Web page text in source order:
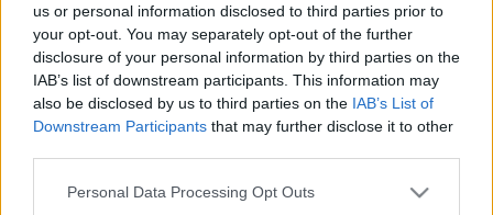
us or personal information disclosed to third parties prior to
your opt-out. You may separately opt-out of the further
disclosure of your personal information by third parties on the
IAB’s list of downstream participants. This information may
also be disclosed by us to third parties on the IAB’s List of
Downstream Participants that may further disclose it to other
Please note that this website/app uses one or more Google
Personal Data Processing Opt Outs
Προσθέστε το ΕΘΝΟΣ στη Google
Πολύ σοβαρό είναι το επεισόδιο τουΤαϊρϊκ
Τζόουνςμε τονΚέντρικ Ναν, όπως φαίνεται
μεταξύΟλυμπιακούκαιΠαναθηναϊκού